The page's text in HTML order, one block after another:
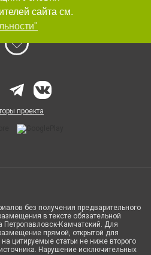
сайта см.
проекта
без получения предварительного
в тексте обязательной
Петропавловск-Камчатский. Для
прямой, открытой для
цитируемые статьи не ниже второго
Нарушение исключительных